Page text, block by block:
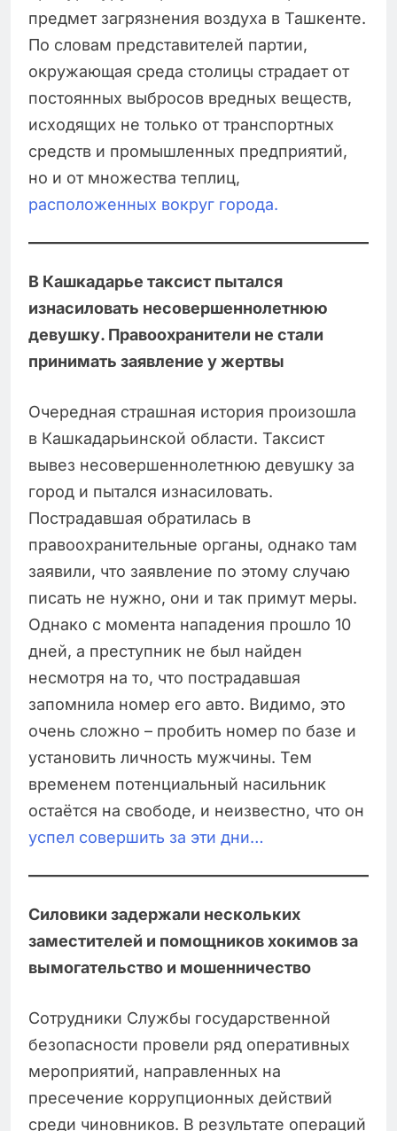
предмет загрязнения воздуха в Ташкенте.
По словам представителей партии,
окружающая среда столицы страдает от
постоянных выбросов вредных веществ,
исходящих не только от транспортных
средств и промышленных предприятий,
но и от множества теплиц,
расположенных вокруг города.
В Кашкадарье таксист пытался
изнасиловать несовершеннолетнюю
девушку. Правоохранители не стали
принимать заявление у жертвы
Очередная страшная история произошла
в Кашкадарьинской области. Таксист
вывез несовершеннолетнюю девушку за
город и пытался изнасиловать.
Пострадавшая обратилась в
правоохранительные органы, однако там
заявили, что заявление по этому случаю
писать не нужно, они и так примут меры.
Однако с момента нападения прошло 10
дней, а преступник не был найден
несмотря на то, что пострадавшая
запомнила номер его авто. Видимо, это
очень сложно – пробить номер по базе и
установить личность мужчины. Тем
временем потенциальный насильник
остаётся на свободе, и неизвестно, что он
успел совершить за эти дни…
Силовики задержали нескольких
заместителей и помощников хокимов за
вымогательство и мошенничество
Сотрудники Службы государственной
безопасности провели ряд оперативных
мероприятий, направленных на
пресечение коррупционных действий
среди чиновников. В результате операций